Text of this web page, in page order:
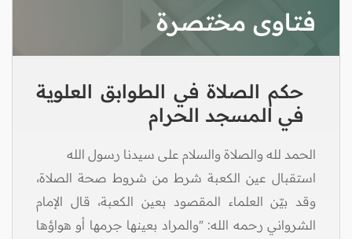
فتاوى مختصرة
حكم الصلاة في الطوابق العلوية
في المسجد الحرام
الحمد لله والصلاة والسلام على سيدنا رسول الله
استقبال عين الكعبة شرط من شروط صحة الصلاة،
وقد بيّن العلماء المقصود بعين الكعبة، قال الإمام
الشرواني رحمه الله: "والمراد بعينها جرمها أو هواؤها